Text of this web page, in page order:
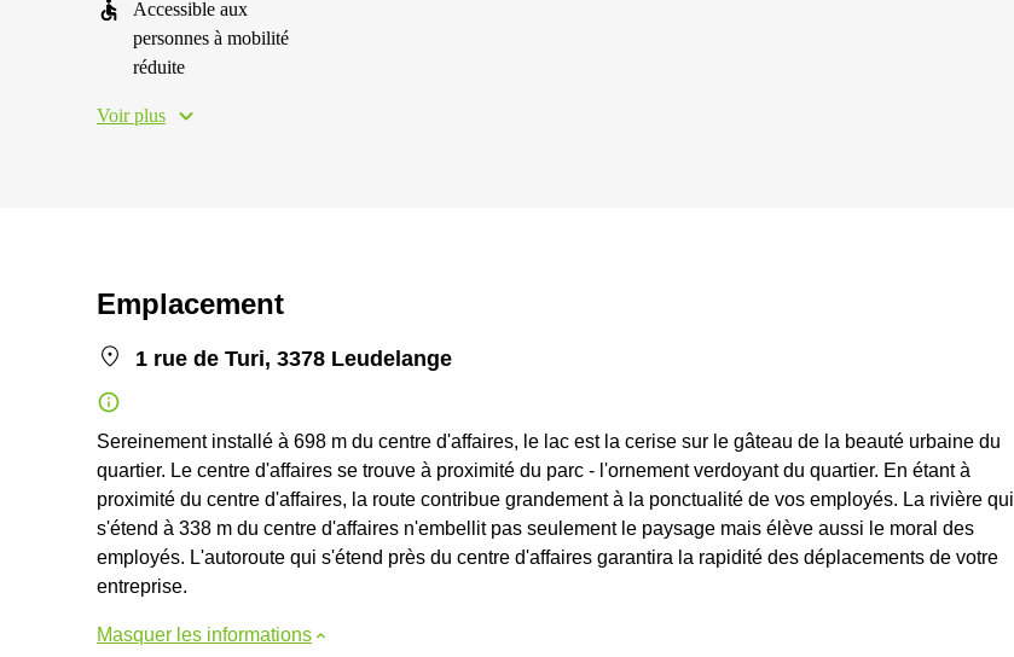
Accessible aux
personnes à mobilité
réduite
Voir plus
Emplacement
1 rue de Turi, 3378 Leudelange
Sereinement installé à 698 m du centre d'affaires, le lac est la cerise sur le gâteau de la beauté urbaine du
quartier. Le centre d'affaires se trouve à proximité du parc - l'ornement verdoyant du quartier. En étant à
proximité du centre d'affaires, la route contribue grandement à la ponctualité de vos employés. La rivière qui
s'étend à 338 m du centre d'affaires n'embellit pas seulement le paysage mais élève aussi le moral des
employés. L'autoroute qui s'étend près du centre d'affaires garantira la rapidité des déplacements de votre
entreprise.
Masquer les informations